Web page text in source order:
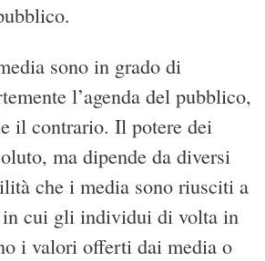
sono in grado di
l’agenda del pubblico,
il contrario. Il potere dei
ma dipende da diversi
che i media sono riusciti a
cui gli individui di volta in
i valori offerti dai media o